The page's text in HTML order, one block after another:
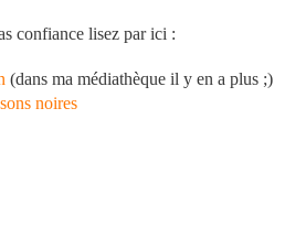
confiance lisez par ici :
(dans ma médiathèque il y en a plus ;)
noires